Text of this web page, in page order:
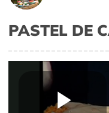
PASTEL DE